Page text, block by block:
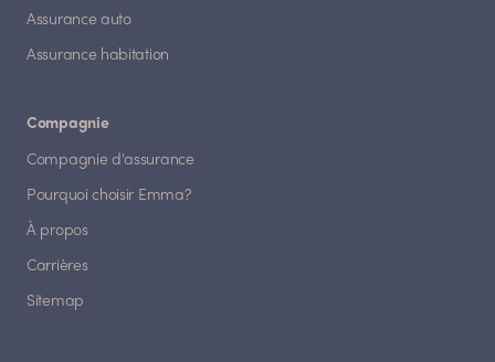
Assurance auto
Assurance habitation
Compagnie
Compagnie d'assurance
Pourquoi choisir Emma?
À propos
Carrières
Sitemap